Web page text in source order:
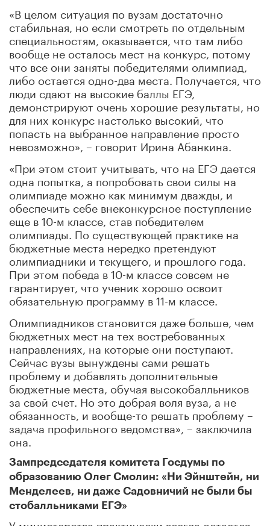
«В целом ситуация по вузам достаточно
стабильная, но если смотреть по отдельным
специальностям, оказывается, что там либо
вообще не осталось мест на конкурс, потому
что все они заняты победителями олимпиад,
либо остается одно-два места. Получается, что
люди сдают на высокие баллы ЕГЭ,
демонстрируют очень хорошие результаты, но
для них конкурс настолько высокий, что
попасть на выбранное направление просто
невозможно», – говорит Ирина Абанкина.
«При этом стоит учитывать, что на ЕГЭ дается
одна попытка, а попробовать свои силы на
олимпиаде можно как минимум дважды, и
обеспечить себе внеконкурсное поступление
еще в 10-м классе, став победителем
олимпиады. По существующей практике на
бюджетные места нередко претендуют
олимпиадники и текущего, и прошлого года.
При этом победа в 10-м классе совсем не
гарантирует, что ученик хорошо освоит
обязательную программу в 11-м классе.
Олимпиадников становится даже больше, чем
бюджетных мест на тех востребованных
направлениях, на которые они поступают.
Сейчас вузы вынуждены сами решать
проблему и добавлять дополнительные
бюджетные места, обучая высокобалльников
за свой счет. Но это добрая воля вуза, а не
обязанность, и вообще-то решать проблему –
задача профильного ведомства», – заключила
она.
Зампредседателя комитета Госдумы по
образованию Олег Смолин: «Ни Эйнштейн, ни
Менделеев, ни даже Садовничий не были бы
стобалльниками ЕГЭ»